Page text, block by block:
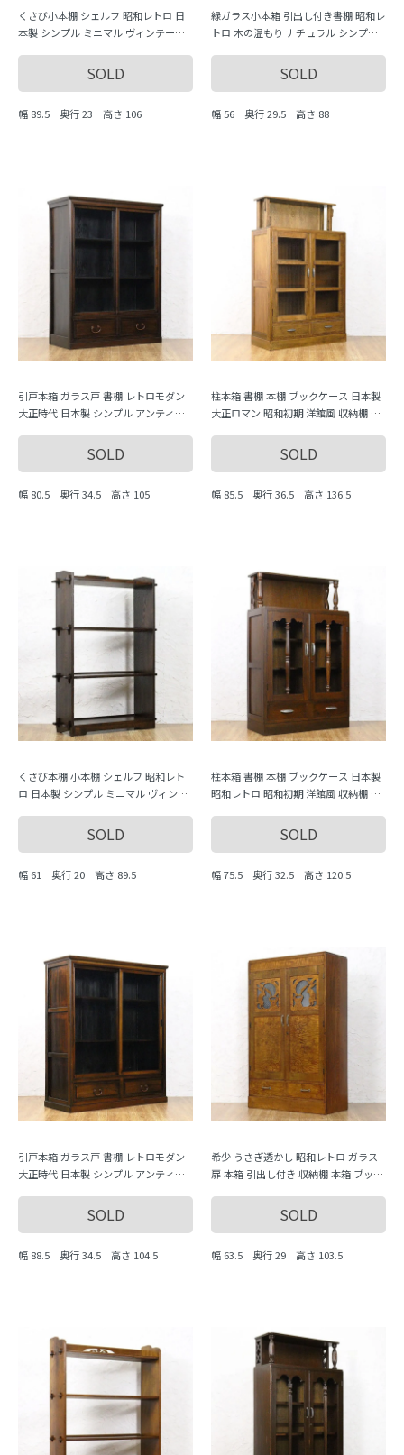
くさび小本棚 シェルフ 昭和レトロ 日
本製 シンプル ミニマル ヴィンテージ
SOLD
幅 89.5 奥行 23 高さ 106
緑ガラス小本箱 引出し付き書棚 昭和レ
トロ 木の温もり ナチュラル シンプル
SOLD
幅 56 奥行 29.5 高さ 88
引戸本箱 ガラス戸 書棚 レトロモダン
大正時代 日本製 シンプル アンティー
SOLD
幅 80.5 奥行 34.5 高さ 105
柱本箱 書棚 本棚 ブックケース 日本製
大正ロマン 昭和初期 洋館風 収納棚 キ
SOLD
幅 85.5 奥行 36.5 高さ 136.5
くさび本棚 小本棚 シェルフ 昭和レト
ロ 日本製 シンプル ミニマル ヴィンテ
SOLD
幅 61 奥行 20 高さ 89.5
柱本箱 書棚 本棚 ブックケース 日本製
昭和レトロ 昭和初期 洋館風 収納棚 キ
SOLD
幅 75.5 奥行 32.5 高さ 120.5
引戸本箱 ガラス戸 書棚 レトロモダン
大正時代 日本製 シンプル アンティー
SOLD
幅 88.5 奥行 34.5 高さ 104.5
希少 うさぎ透かし 昭和レトロ ガラス
扉 本箱 引出し付き 収納棚 本箱 ブック
SOLD
幅 63.5 奥行 29 高さ 103.5